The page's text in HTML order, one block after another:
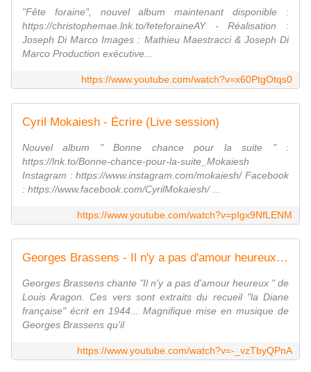
"Fête foraine", nouvel album maintenant disponible :
https://christophemae.lnk.to/feteforaineAY - Réalisation :
Joseph Di Marco Images : Mathieu Maestracci & Joseph Di
Marco Production exécutive...
https://www.youtube.com/watch?v=x60PtgOtqs0
Cyril Mokaiesh - Écrire (Live session)
Nouvel album " Bonne chance pour la suite " :
https://lnk.to/Bonne-chance-pour-la-suite_Mokaiesh
Instagram : https://www.instagram.com/mokaiesh/ Facebook
: https://www.facebook.com/CyrilMokaiesh/ ...
https://www.youtube.com/watch?v=pIgx9NfLENM
Georges Brassens - Il n'y a pas d'amour heureux (Louis Aragon)- LIVE HD 1975
Georges Brassens chante "Il n'y a pas d'amour heureux " de
Louis Aragon. Ces vers sont extraits du recueil "la Diane
française" écrit en 1944... Magnifique mise en musique de
Georges Brassens qu'il
https://www.youtube.com/watch?v=-_vzTbyQPnA